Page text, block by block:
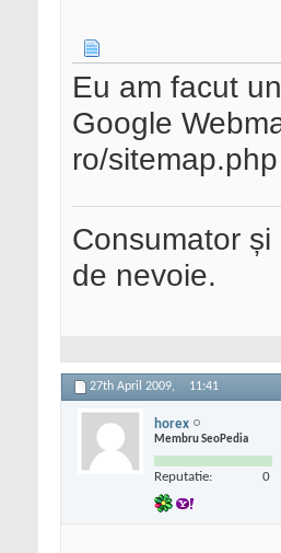
Eu am facut
Google
ro/sitemap.php
Consumator
de nevoie.
27th April 2009, 11:41
horex
Membru SeoPedia
Reputatie: 0